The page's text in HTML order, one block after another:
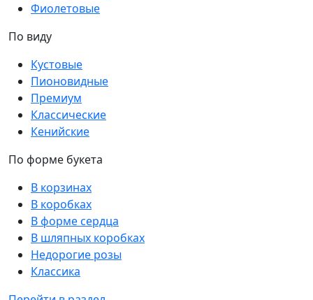
Фиолетовые
По виду
Кустовые
Пионовидные
Премиум
Классические
Кенийские
По форме букета
В корзинах
В коробках
В форме сердца
В шляпных коробках
Недорогие розы
Классика